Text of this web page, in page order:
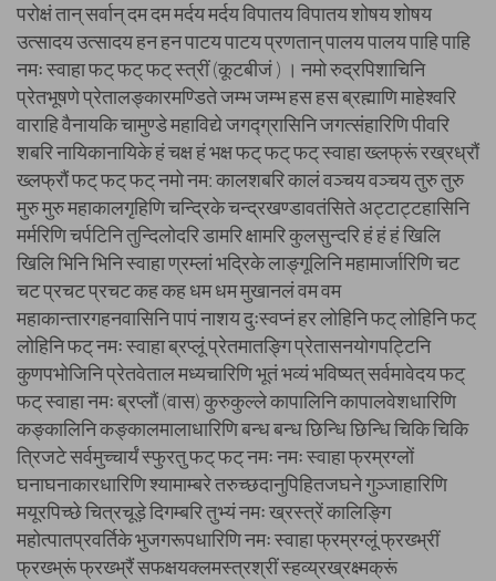
परोक्षं तान् सर्वान् दम दम मर्दय मर्दय विपातय विपातय शोषय शोषय
उत्सादय उत्सादय हन हन पाटय पाटय प्रणतान् पालय पालय पाहि पाहि
नमः स्वाहा फट् फट् फट् स्त्रीं (कूटबीजं ) । नमो रुद्रपिशाचिनि
प्रेतभूषणे प्रेतालङ्कारमण्डिते जम्भ जम्भ हस हस ब्रह्माणि माहेश्वरि
वाराहि वैनायकि चामुण्डे महाविद्ये जगद्ग्रासिनि जगत्संहारिणि पीवरि
शबरि नायिकानायिके हं चक्ष हं भक्ष फट् फट् फट् स्वाहा ख्लफ्रूं रख्रध्रौं
ख्लफ्रौं फट् फट् फट् नमो नम: कालशबरि कालं वञ्चय वञ्चय तुरु तुरु
मुरु मुरु महाकालगृहिणि चन्द्रिके चन्द्रखण्डावतंसिते अट्टाट्टहासिनि
मर्मरिणि चर्पटिनि तुन्दिलोदरि डामरि क्षामरि कुलसुन्दरि हं हं हं खिलि
खिलि भिनि भिनि स्वाहा ण्रम्लां भद्रिके लाङ्गूलिनि महामार्जारिणि चट
चट प्रचट प्रचट कह कह धम धम मुखानलं वम वम
महाकान्तारगहनवासिनि पापं नाशय दुःस्वप्नं हर लोहिनि फट् लोहिनि फट्
लोहिनि फट् नमः स्वाहा ब्रप्लूं प्रेतमातङ्गि प्रेतासनयोगपट्टिनि
कुणपभोजिनि प्रेतवेताल मध्यचारिणि भूतं भव्यं भविष्यत् सर्वमावेदय फट्
फट् स्वाहा नमः ब्रप्लौं (वास) कुरुकुल्ले कापालिनि कापालवेशधारिणि
कङ्कालिनि कङ्कालमालाधारिणि बन्ध बन्ध छिन्धि छिन्धि चिकि चिकि
त्रिजटे सर्वमुच्चार्यं स्फुरतु फट् फट् नमः नमः स्वाहा फ्रम्रग्लों
घनाघनाकारधारिणि श्यामाम्बरे तरुच्छदानुपिहितजघने गुञ्जाहारिणि
मयूरपिच्छे चित्रचूड़े दिगम्बरि तुभ्यं नमः ख्रस्त्रें कालिङ्गि
महोत्पातप्रवर्तिके भुजगरूपधारिणि नमः स्वाहा फ्रम्रग्लूं फ्रख्भ्रीं
फ्रख्भ्रूं फ्रख्भ्रैं सफक्षयक्लमस्त्रश्रीं स्हव्य्रख्रक्ष्मक्रूं